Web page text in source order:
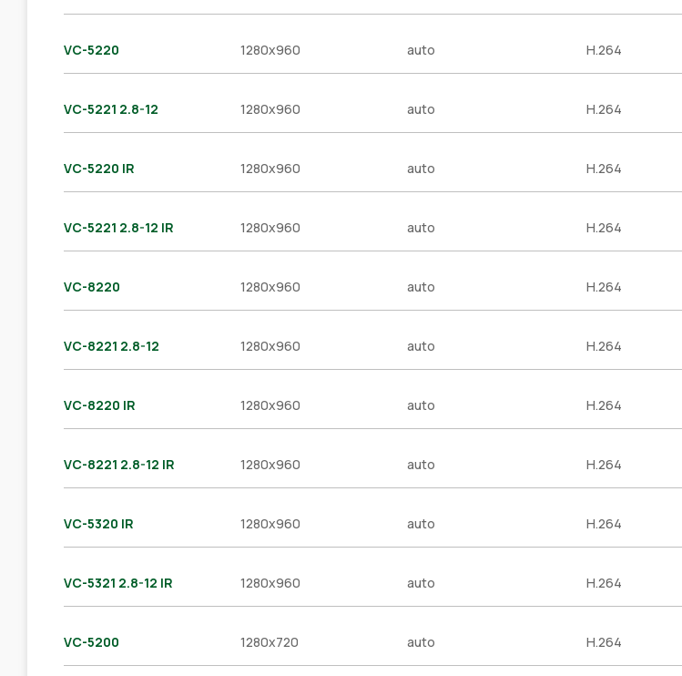
VC-5220 1280x960 auto H.264
VC-5221 2.8-12 1280x960 auto H.264
VC-5220 IR 1280x960 auto H.264
VC-5221 2.8-12 IR 1280x960 auto H.264
VC-8220 1280x960 auto H.264
VC-8221 2.8-12 1280x960 auto H.264
VC-8220 IR 1280x960 auto H.264
VC-8221 2.8-12 IR 1280x960 auto H.264
VC-5320 IR 1280x960 auto H.264
VC-5321 2.8-12 IR 1280x960 auto H.264
VC-5200 1280x720 auto H.264